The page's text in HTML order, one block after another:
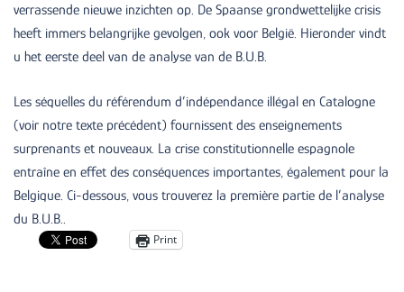
verrassende nieuwe inzichten op. De Spaanse grondwettelijke crisis
heeft immers belangrijke gevolgen, ook voor België. Hieronder vindt
u het eerste deel van de analyse van de B.U.B.
Les séquelles du référendum d’indépendance illégal en Catalogne
(voir notre texte précédent) fournissent des enseignements
surprenants et nouveaux. La crise constitutionnelle espagnole
entraîne en effet des conséquences importantes, également pour la
Belgique. Ci-dessous, vous trouverez la première partie de l’analyse
du B.U.B..
Print